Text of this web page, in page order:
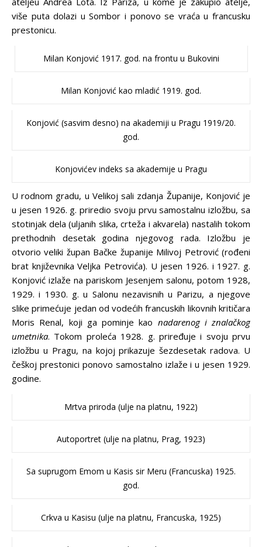
više puta dolazi u Sombor i ponovo se vraća u francusku
prestonicu.
Milan Konjović 1917. god. na frontu u Bukovini
Milan Konjović kao mladić 1919. god.
Konjović (sasvim desno) na akademiji u Pragu 1919/20.
god.
Konjovićev indeks sa akademije u Pragu
U rodnom gradu, u Velikoj sali zdanja Županije, Konjović je
u jesen 1926. g. priredio svoju prvu samostalnu izložbu, sa
stotinjak dela (uljanih slika, crteža i akvarela) nastalih tokom
prethodnih desetak godina njegovog rada. Izložbu je
otvorio veliki župan Bačke županije Milivoj Petrović (rođeni
brat književnika Veljka Petrovića). U jesen 1926. i 1927. g.
Konjović izlaže na pariskom Jesenjem salonu, potom 1928,
1929. i 1930. g. u Salonu nezavisnih u Parizu, a njegove
slike primećuje jedan od vodećih francuskih likovnih kritičara
Moris Renal, koji ga pominje kao nadarenog i znalačkog
umetnika. Tokom proleća 1928. g. priređuje i svoju prvu
izložbu u Pragu, na kojoj prikazuje šezdesetak radova. U
češkoj prestonici ponovo samostalno izlaže i u jesen 1929.
godine.
Mrtva priroda (ulje na platnu, 1922)
Autoportret (ulje na platnu, Prag, 1923)
Sa suprugom Emom u Kasis sir Meru (Francuska) 1925.
god.
Crkva u Kasisu (ulje na platnu, Francuska, 1925)